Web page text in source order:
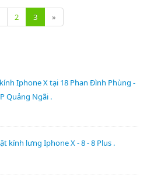
2 3 »
Iphone X tại 18 Phan Đình Phùng -
Quảng Ngãi .
kính lưng Iphone X - 8 - 8 Plus .